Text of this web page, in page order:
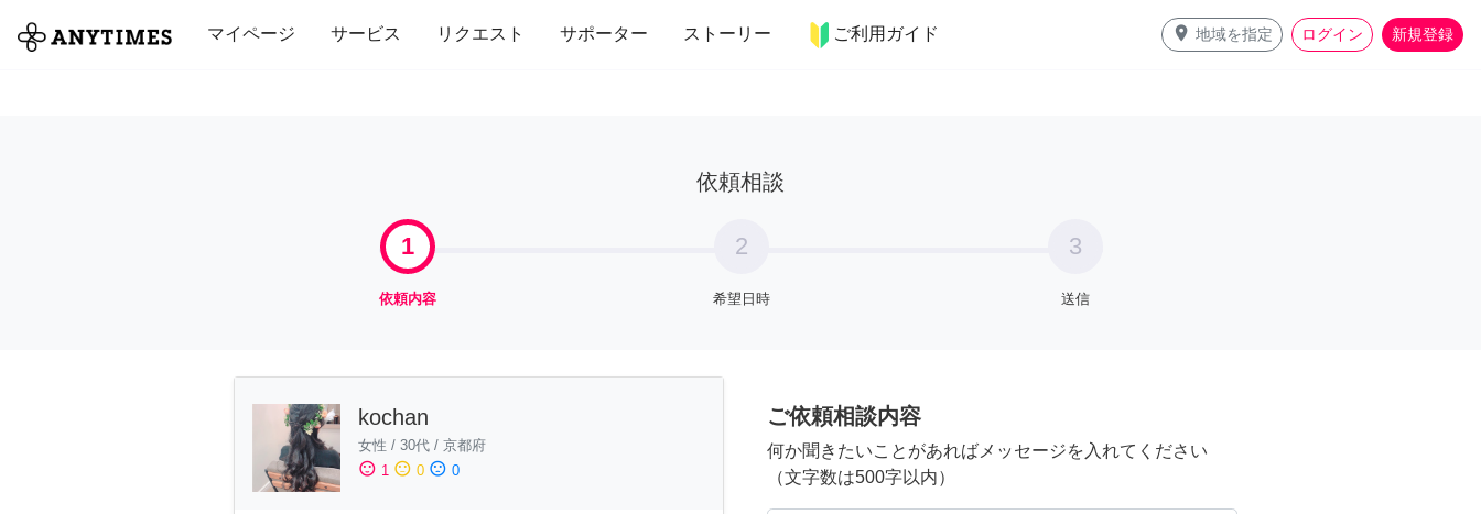
マイページ サービス リクエスト サポーター ストーリー ご利用ガイド place 地域を指定 ログイン 新規登録
全て 修理・組立 家事 引っ越し インテリア 趣味・習い事 ペット 料理
依頼相談
1
依頼内容
2
希望日時
3
送信
kochan
女性 / 30代 / 京都府
sentiment_satisfied 1 sentiment_neutral 0 sentiment_dissatisfied 0
ご依頼相談内容
何か聞きたいことがあればメッセージを入れてください
（文字数は500字以内）